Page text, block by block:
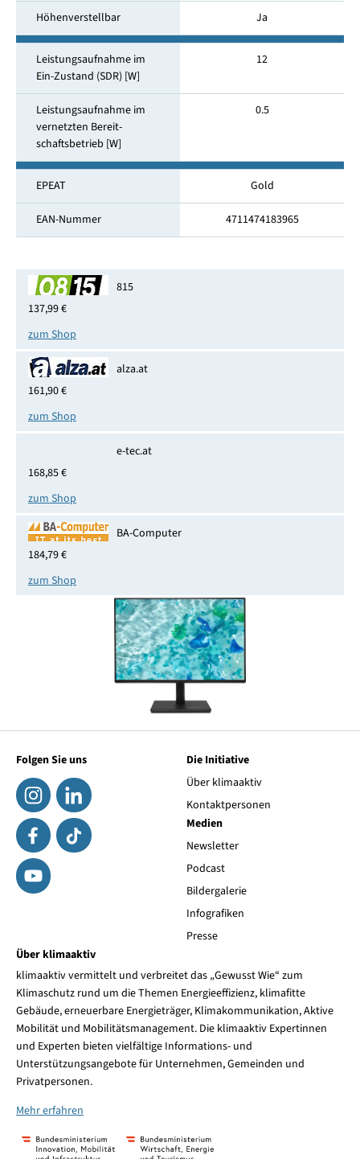
Höhenverstellbar Ja
Leistungsaufnahme im
Ein-Zustand (SDR) [W]
12
Leistungsaufnahme im
vernetzten Bereit­
schaftsbetrieb [W]
0.5
EPEAT Gold
EAN-Nummer 4711474183965
815
137,99 €
zum Shop
alza.at
161,90 €
zum Shop
e-tec.at
168,85 €
zum Shop
BA-Computer
184,79 €
zum Shop
Folgen Sie uns
Die Initiative
Über klimaaktiv
Kontaktpersonen
Medien
Newsletter
Podcast
Bildergalerie
Infografiken
Presse
Über klimaaktiv
klimaaktiv vermittelt und verbreitet das „Gewusst Wie“ zum
Klimaschutz rund um die Themen Energieeffizienz, klimafitte
Gebäude, erneuerbare Energieträger, Klimakommunikation, Aktive
Mobilität und Mobilitätsmanagement. Die klimaaktiv Expertinnen
und Experten bieten vielfältige Informations- und
Unterstützungsangebote für Unternehmen, Gemeinden und
Privatpersonen.
Mehr erfahren